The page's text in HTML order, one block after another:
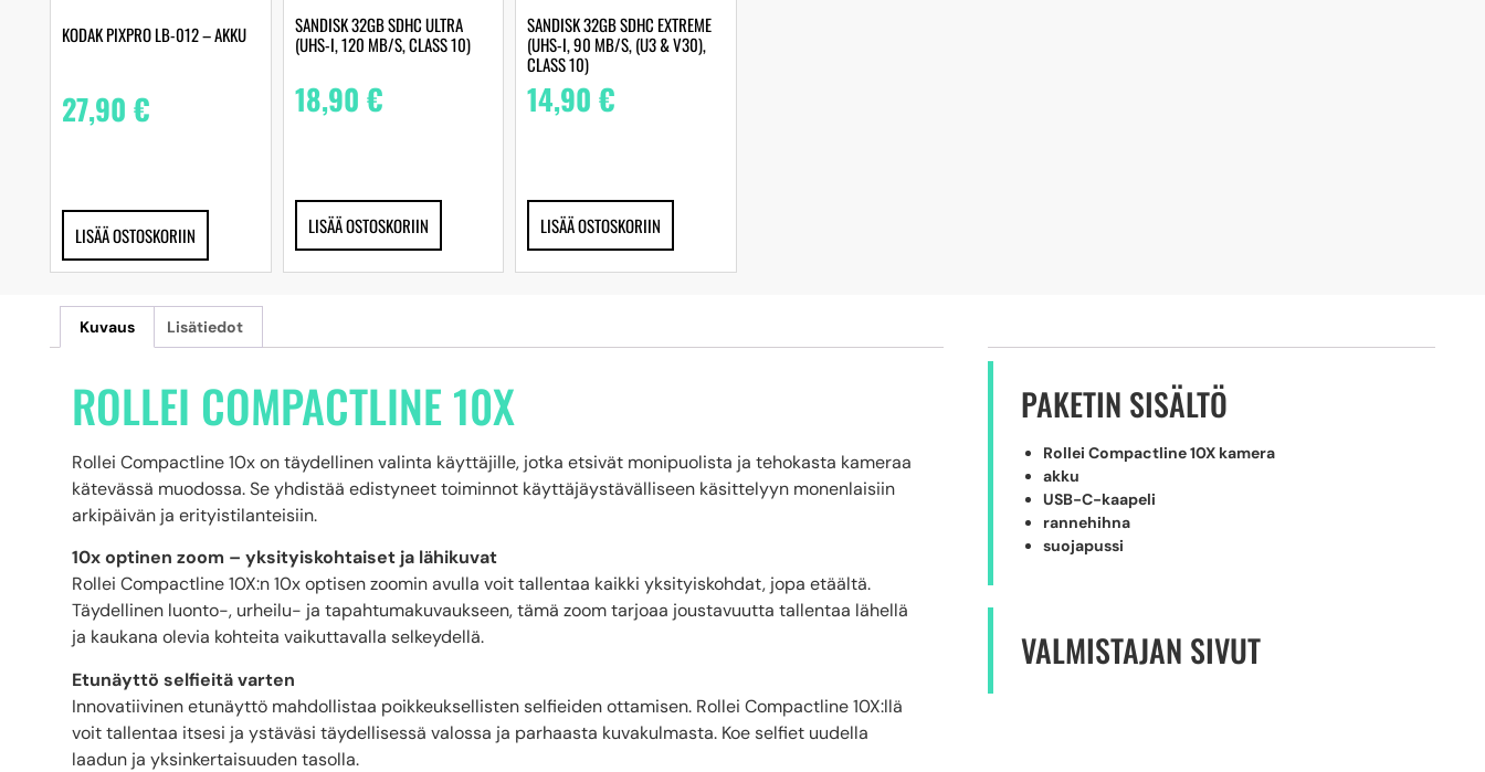
KODAK PIXPRO LB-012 – AKKU
27,90 €
LISÄÄ OSTOSKORIIN
SANDISK 32GB SDHC ULTRA
(UHS-I, 120 MB/S, CLASS 10)
18,90 €
LISÄÄ OSTOSKORIIN
SANDISK 32GB SDHC EXTREME
(UHS-I, 90 MB/S, (U3 & V30),
CLASS 10)
14,90€
LISÄÄ OSTOSKORIIN
Kuvaus Lisätiedot
ROLLEI COMPACTLINE 10X
Rollei Compactline 10x on täydellinen valinta käyttäjille, jotka etsivät monipuolista ja tehokasta kameraa
kätevässä muodossa. Se yhdistää edistyneet toiminnot käyttäjäystävälliseen käsittelyyn monenlaisiin
arkipäivän ja erityistilanteisiin.
10x optinen zoom – yksityiskohtaiset ja lähikuvat
Rollei Compactline 10X:n 10x optisen zoomin avulla voit tallentaa kaikki yksityiskohdat, jopa etäältä.
Täydellinen luonto-, urheilu- ja tapahtumakuvaukseen, tämä zoom tarjoaa joustavuutta tallentaa lähellä
ja kaukana olevia kohteita vaikuttavalla selkeydellä.
Etunäyttö selfieitä varten
Innovatiivinen etunäyttö mahdollistaa poikkeuksellisten selfieiden ottamisen. Rollei Compactline 10X:llä
voit tallentaa itsesi ja ystäväsi täydellisessä valossa ja parhaasta kuvakulmasta. Koe selfiet uudella
laadun ja yksinkertaisuuden tasolla.
PAKETIN SISÄLTÖ
Rollei Compactline 10X kamera
akku
USB-C-kaapeli
rannehihna
suojapussi
VALMISTAJAN SIVUT